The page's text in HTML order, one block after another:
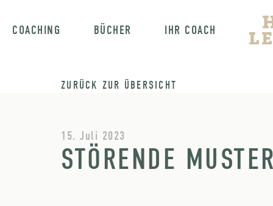
COACHING BÜCHER IHR COACH
ZURÜCK ZUR ÜBERSICHT
15. Juli 2023
STÖRENDE